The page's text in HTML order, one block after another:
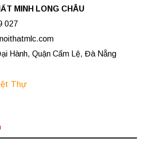
MINH LONG CHÂU
027
Hành, Quận Cẩm Lệ, Đà Nẵng
Thự